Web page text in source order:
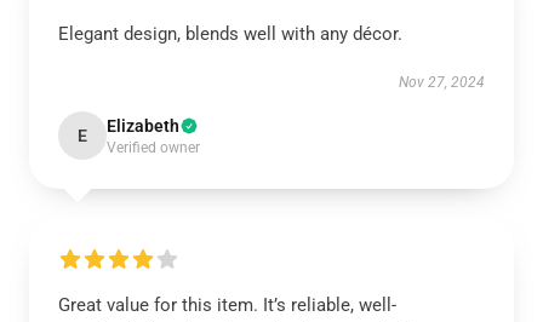
Elegant design, blends well with any décor.
Nov 27, 2024
E Elizabeth
Verified owner
Great value for this item. It’s reliable, well-